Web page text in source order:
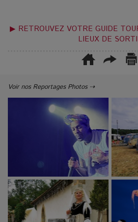
▶ RETROUVEZ VOTRE GUIDE
LIEUX DE
Voir nos Reportages Photos ⇢